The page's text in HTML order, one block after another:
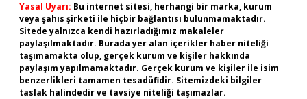
Yasal Uyarı: Bu internet sitesi, herhangi bir marka, kurum
veya şahıs şirketi ile hiçbir bağlantısı bulunmamaktadır.
Sitede yalnızca kendi hazırladığımız makaleler
paylaşılmaktadır. Burada yer alan içerikler haber niteliği
taşımamakta olup, gerçek kurum ve kişiler hakkında
paylaşım yapılmamaktadır. Gerçek kurum ve kişiler ile isim
benzerlikleri tamamen tesadüfidir. Sitemizdeki bilgiler
taslak halindedir ve tavsiye niteliği taşımazlar.